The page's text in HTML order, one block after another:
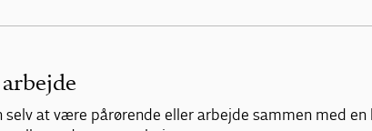
at være pårørende eller arbejde sammen med